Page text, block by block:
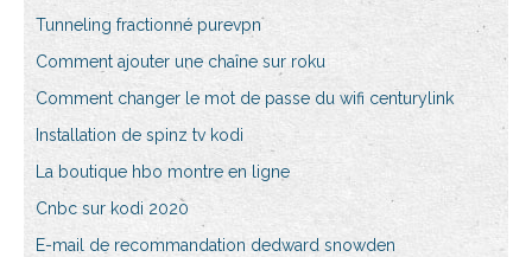
Tunneling fractionné purevpn
Comment ajouter une chaîne sur roku
Comment changer le mot de passe du wifi centurylink
Installation de spinz tv kodi
La boutique hbo montre en ligne
Cnbc sur kodi 2020
E-mail de recommandation dedward snowden